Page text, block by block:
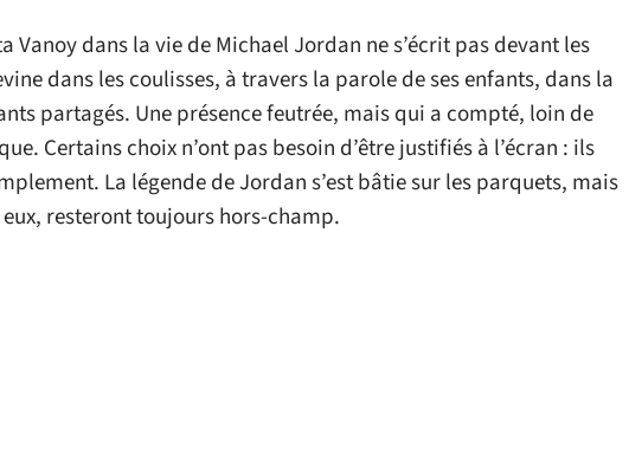
Vanoy dans la vie de Michael Jordan ne s’écrit pas devant les
dans les coulisses, à travers la parole de ses enfants, dans la
partagés. Une présence feutrée, mais qui a compté, loin de
Certains choix n’ont pas besoin d’être justifiés à l’écran : ils
La légende de Jordan s’est bâtie sur les parquets, mais
resteront toujours hors-champ.